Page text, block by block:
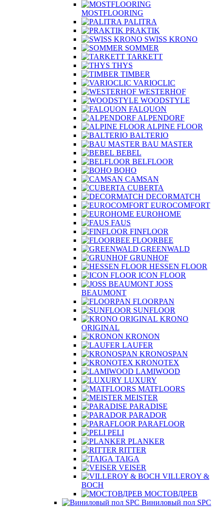
MOSTFLOORING
PALITRA
PRAKTIK
SWISS KRONO
SOMMER
TARKETT
THYS
TIMBER
VARIOCLIC
WESTERHOF
WOODSTYLE
FALQUON
ALPENDORF
ALPINE FLOOR
BALTERIO
BAU MASTER
BEBEL
BELFLOOR
BOHO
CAMSAN
CUBERTA
DECORMATCH
EUROCOMFORT
EUROHOME
FAUS
FINFLOOR
FLOORBEE
GREENWALD
GRUNHOF
HESSEN FLOOR
ICON FLOOR
JOSS
BEAUMONT
FLOORPAN
SUNFLOOR
KRONO
ORIGINAL
KRONON
LAUFER
KRONOSPAN
KRONOTEX
LAMIWOOD
LUXURY
MATFLOORS
MEISTER
PARADISE
PARADOR
PARAFLOOR
PELI
PLANKER
RITTER
TAIGA
VEISER
VILLEROY &
BOCH
МОСТОВДРЕВ
Виниловый пол SPC